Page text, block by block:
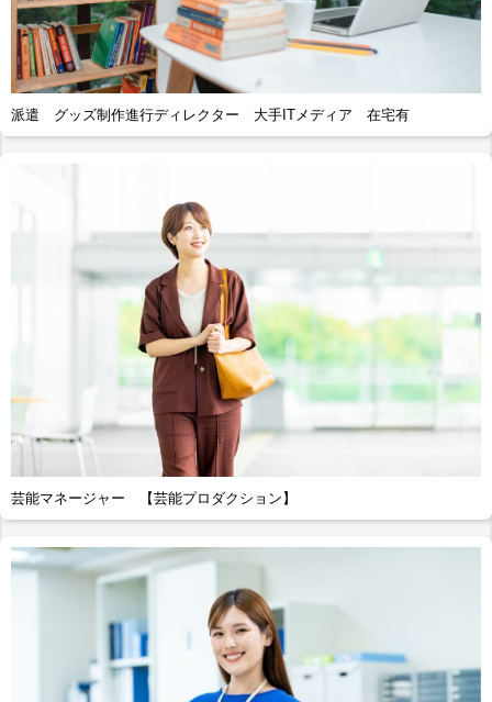
派遣 グッズ制作進行ディレクター 大手ITメディア 在宅有
芸能マネージャー 【芸能プロダクション】